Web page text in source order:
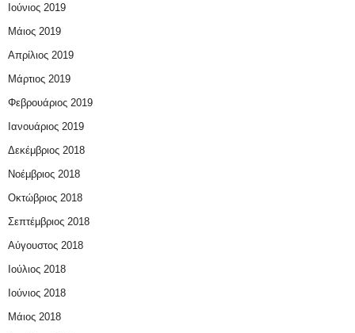
Ιούνιος 2019
Μάιος 2019
Απρίλιος 2019
Μάρτιος 2019
Φεβρουάριος 2019
Ιανουάριος 2019
Δεκέμβριος 2018
Νοέμβριος 2018
Οκτώβριος 2018
Σεπτέμβριος 2018
Αύγουστος 2018
Ιούλιος 2018
Ιούνιος 2018
Μάιος 2018